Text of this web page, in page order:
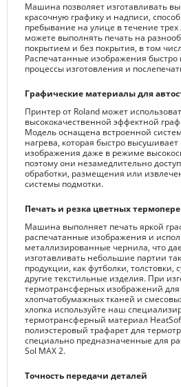
Машина позволяет изготавливать
красочную графику и надписи,
пребывание на улице в течение
можете выполнять печать на
покрытием и без покрытия, в том
Распечатанные изображения
процессы изготовления и
Графические материалы для
Принтер от Roland может
высококачественной эффектной
Модель оснащена встроенной
нагрева, которая быстро
изображения даже в режиме
поэтому они незамедлительно
обработки, размещения или
системы подмотки.
Печать и резка цветных
Машина выполняет печать яркой
распечатанные изображения и
металлизированные чернила, что
изготавливать небольшие партии
продукции, как футболки, толстовки,
другие текстильные изделия. При
термотрансферных изображений
хлопчатобумажных тканей и
хлопка используйте наш
термотрансферный материал
полиэстеровый трафарет для
специально предназначенные для
Sol MAX 2.
Точность передачи деталей